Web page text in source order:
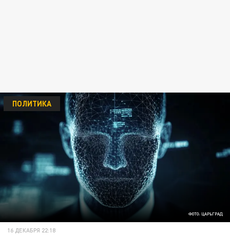
ФОТО: ЦАРЬГРАД
ПОЛИТИКА
16 ДЕКАБРЯ 22:18